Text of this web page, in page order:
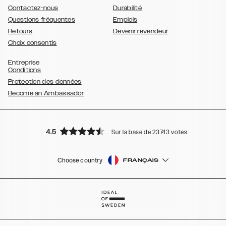
Contactez-nous
Questions fréquentes
Retours
Choix consentis
Durabilité
Emplois
Devenir revendeur
Entreprise
Conditions
Protection des données
Become an Ambassador
4.5 Sur la base de 23743 votes
Choose country FRANÇAIS